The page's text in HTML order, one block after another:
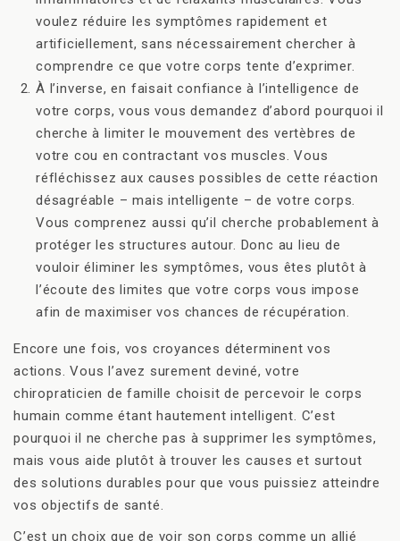
voulez réduire les symptômes rapidement et
artificiellement, sans nécessairement chercher à
comprendre ce que votre corps tente d’exprimer.
À l’inverse, en faisait confiance à l’intelligence de
votre corps, vous vous demandez d’abord pourquoi il
cherche à limiter le mouvement des vertèbres de
votre cou en contractant vos muscles. Vous
réfléchissez aux causes possibles de cette réaction
désagréable – mais intelligente – de votre corps.
Vous comprenez aussi qu’il cherche probablement à
protéger les structures autour. Donc au lieu de
vouloir éliminer les symptômes, vous êtes plutôt à
l’écoute des limites que votre corps vous impose
afin de maximiser vos chances de récupération.
Encore une fois, vos croyances déterminent vos
actions. Vous l’avez surement deviné, votre
chiropraticien de famille choisit de percevoir le corps
humain comme étant hautement intelligent. C’est
pourquoi il ne cherche pas à supprimer les symptômes,
mais vous aide plutôt à trouver les causes et surtout
des solutions durables pour que vous puissiez atteindre
vos objectifs de santé.
C’est un choix que de voir son corps comme un allié